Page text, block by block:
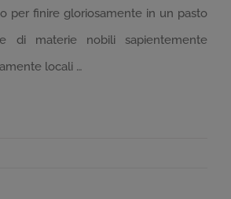
per finire gloriosamente in un pasto
di materie nobili sapientemente
locali …